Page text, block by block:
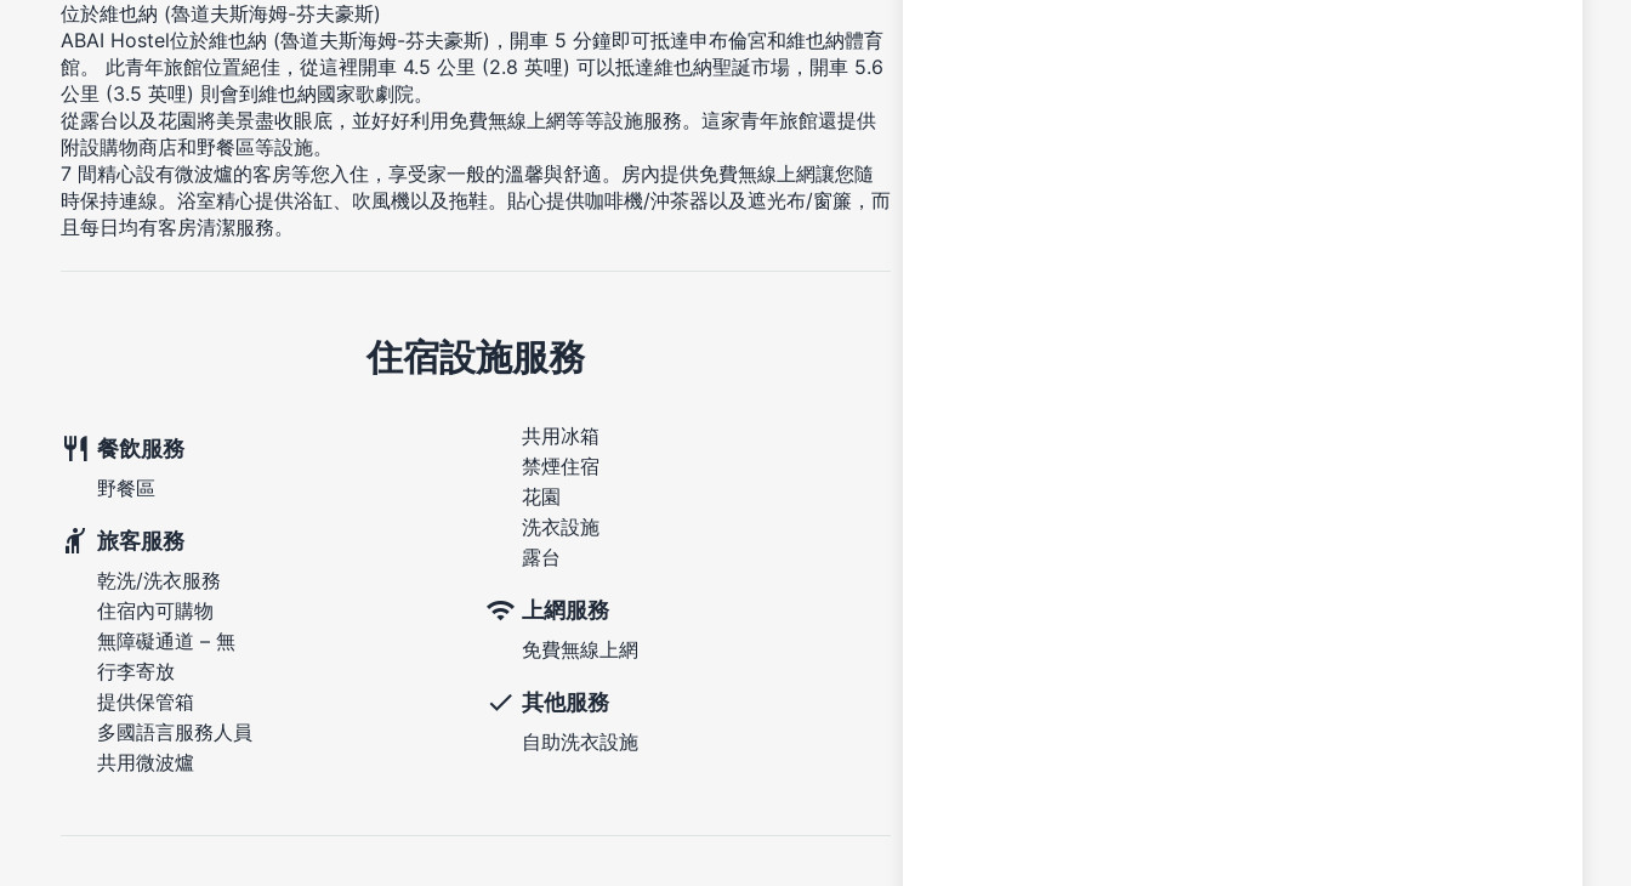
位於維也納 (魯道夫斯海姆-芬夫豪斯)
ABAI Hostel位於維也納 (魯道夫斯海姆-芬夫豪斯)，開車 5 分鐘即可抵達申布倫宮和維也納體育
館。 此青年旅館位置絕佳，從這裡開車 4.5 公里 (2.8 英哩) 可以抵達維也納聖誕市場，開車 5.6
公里 (3.5 英哩) 則會到維也納國家歌劇院。
從露台以及花園將美景盡收眼底，並好好利用免費無線上網等等設施服務。這家青年旅館還提供
附設購物商店和野餐區等設施。
7 間精心設有微波爐的客房等您入住，享受家一般的溫馨與舒適。房內提供免費無線上網讓您隨
時保持連線。浴室精心提供浴缸、吹風機以及拖鞋。貼心提供咖啡機/沖茶器以及遮光布/窗簾，而
且每日均有客房清潔服務。
住宿設施服務
餐飲服務
野餐區
旅客服務
乾洗/洗衣服務
住宿內可購物
無障礙通道 – 無
行李寄放
提供保管箱
多國語言服務人員
共用微波爐
共用冰箱
禁煙住宿
花園
洗衣設施
露台
上網服務
免費無線上網
其他服務
自助洗衣設施